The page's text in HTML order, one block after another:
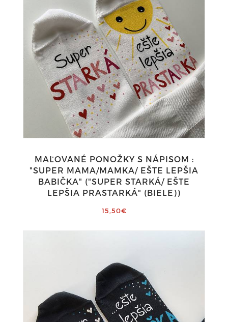
MAĽOVANÉ PONOŽKY S NÁPISOM :
"SUPER MAMA/MAMKA/ EŠTE LEPŠIA
BABIČKA" ("SUPER STARKÁ/ EŠTE
LEPŠIA PRASTARKÁ" (BIELE))
15,50€